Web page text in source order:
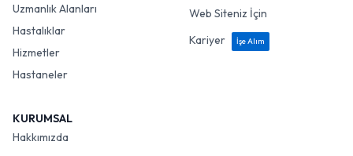
Uzmanlık Alanları
Hastalıklar
Hizmetler
Hastaneler
Web Siteniz İçin
Kariyer
İşe Alım
KURUMSAL
Hakkımızda